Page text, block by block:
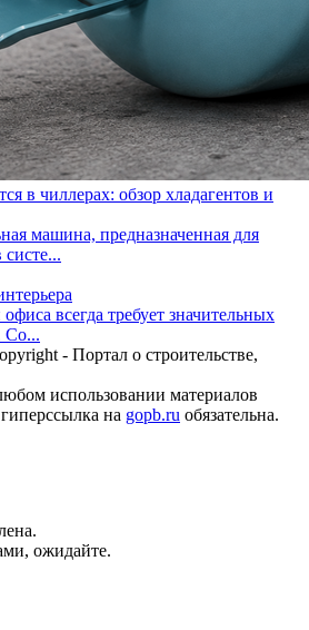
в чиллерах: обзор хладагентов и
машина, предназначенная для
всегда требует значительных
Со...
- Портал о строительстве,
использовании материалов
на gopb.ru обязательна.
ожидайте.